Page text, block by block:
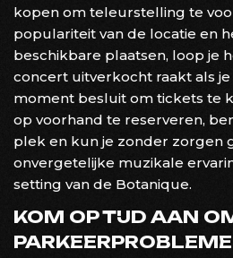
kopen om teleurstelling te
populariteit van de locatie en
beschikbare plaatsen, loop je
concert uitverkocht raakt als
moment besluit om tickets te
op voorhand te reserveren,
plek en kun je zonder zorgen
onvergetelijke muzikale
setting van de Botanique.
KOM OP TIJD AAN